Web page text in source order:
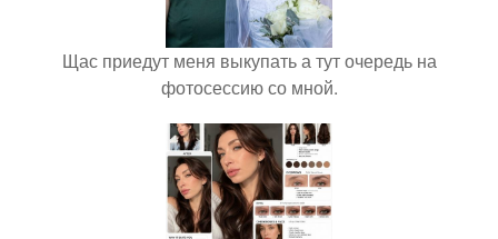
Щас приедут меня выкупать а тут очередь на
фотосессию со мной.